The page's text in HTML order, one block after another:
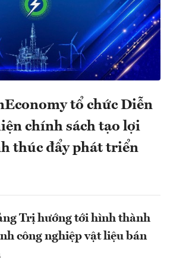
tổ chức Diễn
chính sách tạo lợi
thúc đẩy phát triển
Trị hướng tới hình thành
công nghiệp vật liệu bán